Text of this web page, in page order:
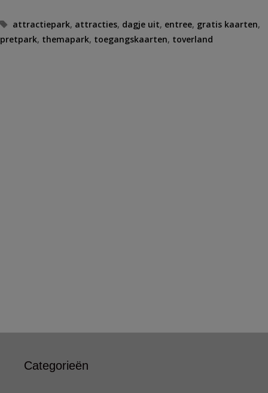
Tags
attractiepark, attracties, dagje uit, entree, gratis kaarten,
pretpark, themapark, toegangskaarten, toverland
Categorieën